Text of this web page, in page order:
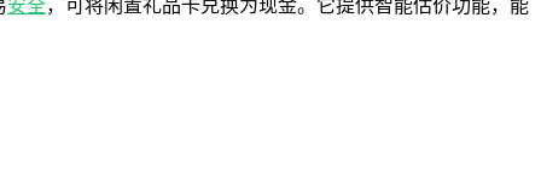
安全，可将闲置礼品卡兑换为现金。它提供智能估价功能，能